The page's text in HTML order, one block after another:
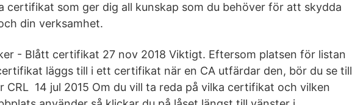
certifikat som ger dig all kunskap som du behöver för att skydda
din verksamhet.
- Blått certifikat 27 nov 2018 Viktigt. Eftersom platsen för listan
läggs till i ett certifikat när en CA utfärdar den, bör du se till
CRL 14 jul 2015 Om du vill ta reda på vilka certifikat och vilken